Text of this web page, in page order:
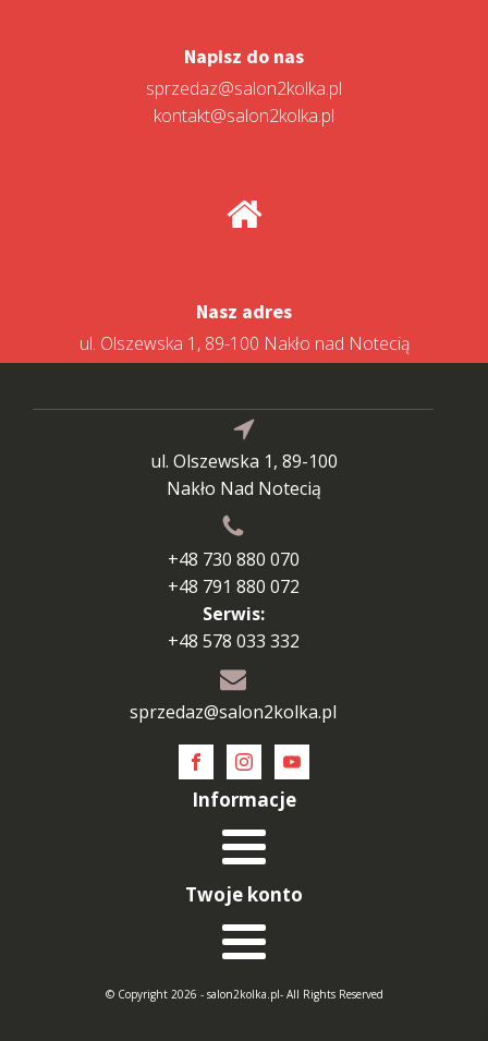
Napisz do nas
sprzedaz@salon2kolka.pl
kontakt@salon2kolka.pl
Nasz adres
ul. Olszewska 1, 89-100 Nakło nad Notecią
ul. Olszewska 1, 89-100
Nakło Nad Notecią
+48 730 880 070
+48 791 880 072
Serwis:
+48 578 033 332
sprzedaz@salon2kolka.pl
Informacje
Twoje konto
© Copyright 2026 - salon2kolka.pl- All Rights Reserved